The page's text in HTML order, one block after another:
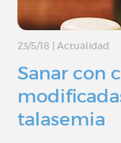
23/5/18 Actualidad
Sanar con
talasemia